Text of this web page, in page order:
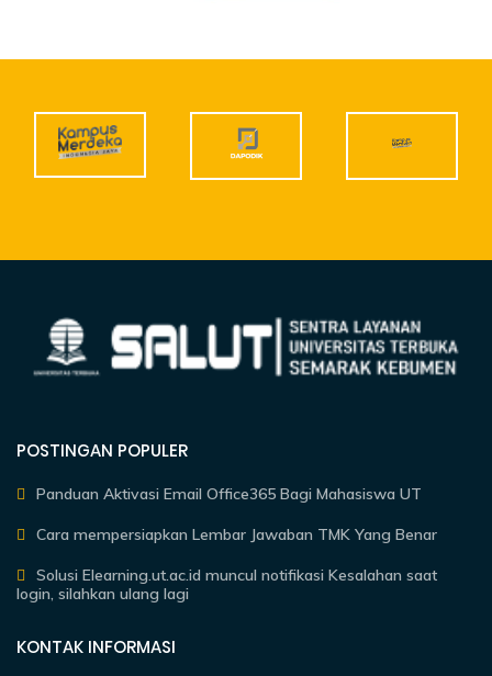
POSTINGAN POPULER
Panduan Aktivasi Email Office365 Bagi Mahasiswa UT
Cara mempersiapkan Lembar Jawaban TMK Yang Benar
Solusi Elearning.ut.ac.id muncul notifikasi Kesalahan saat
login, silahkan ulang lagi
KONTAK INFORMASI